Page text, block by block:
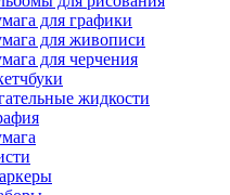
для графики
для живописи
для черчения
жидкости